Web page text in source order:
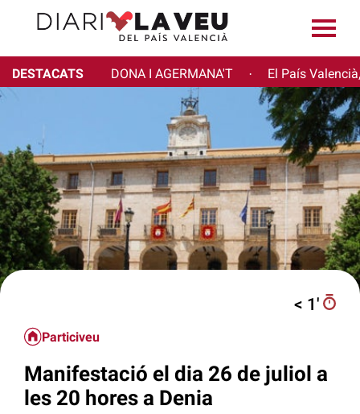
DESTACATS DONA I AGERMANA'T · El País
< 1′
Particiveu
Manifestació el dia 26 de juliol a
les 20 hores a Denia